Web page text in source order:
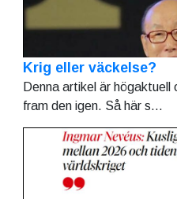
Krig eller väckelse?
Denna artikel är högaktuell
fram den igen. Så här s...